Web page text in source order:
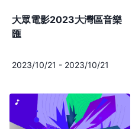
大眾電影2023大灣區音樂
匯
2023/10/21 - 2023/10/21